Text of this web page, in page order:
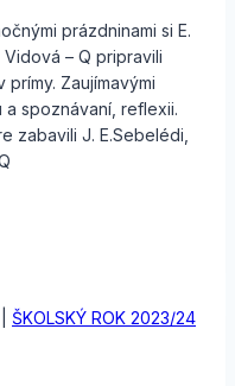
prázdninami si E.
– Q pripravili
Zaujímavými
a spoznávaní, reflexii.
zabavili J. E.Sebelédi,
ŠKOLSKÝ ROK 2023/24